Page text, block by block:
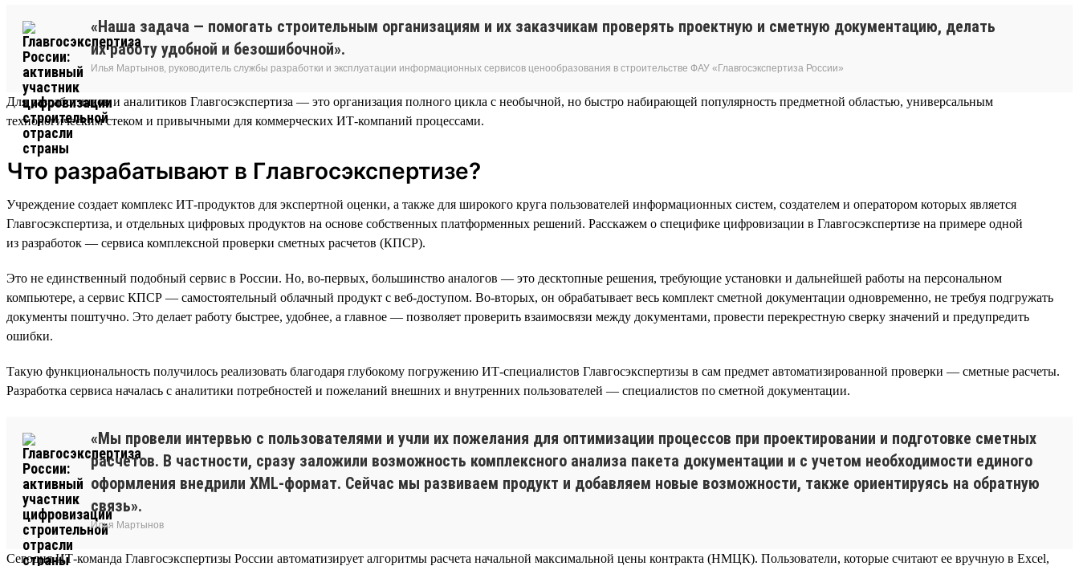
«Наша задача — помогать строительным организациям и их заказчикам проверять проектную и сметную документацию, делать
их работу удобной и безошибочной».
Илья Мартынов, руководитель службы разработки и эксплуатации информационных сервисов ценообразования в строительстве ФАУ «Главгосэкспертиза России»
Для разработчиков и аналитиков Главгосэкспертиза — это организация полного цикла с необычной, но быстро набирающей популярность предметной областью, универсальным
технологическим стеком и привычными для коммерческих ИТ-компаний процессами.
Что разрабатывают в Главгосэкспертизе?
Учреждение создает комплекс ИТ-продуктов для экспертной оценки, а также для широкого круга пользователей информационных систем, создателем и оператором которых является
Главгосэкспертиза, и отдельных цифровых продуктов на основе собственных платформенных решений. Расскажем о специфике цифровизации в Главгосэкспертизе на примере одной
из разработок — сервиса комплексной проверки сметных расчетов (КПСР).
Это не единственный подобный сервис в России. Но, во-первых, большинство аналогов — это десктопные решения, требующие установки и дальнейшей работы на персональном
компьютере, а сервис КПСР — самостоятельный облачный продукт с веб-доступом. Во-вторых, он обрабатывает весь комплект сметной документации одновременно, не требуя подгружать
документы поштучно. Это делает работу быстрее, удобнее, а главное — позволяет проверить взаимосвязи между документами, провести перекрестную сверку значений и предупредить
ошибки.
Такую функциональность получилось реализовать благодаря глубокому погружению ИТ-специалистов Главгосэкспертизы в сам предмет автоматизированной проверки — сметные расчеты.
Разработка сервиса началась с аналитики потребностей и пожеланий внешних и внутренних пользователей — специалистов по сметной документации.
«Мы провели интервью с пользователями и учли их пожелания для оптимизации процессов при проектировании и подготовке сметных
расчетов. В частности, сразу заложили возможность комплексного анализа пакета документации и с учетом необходимости единого
оформления внедрили XML-формат. Сейчас мы развиваем продукт и добавляем новые возможности, также ориентируясь на обратную
связь».
Илья Мартынов
Сегодня ИТ-команда Главгосэкспертизы России автоматизирует алгоритмы расчета начальной максимальной цены контракта (НМЦК). Пользователи, которые считают ее вручную в Excel,